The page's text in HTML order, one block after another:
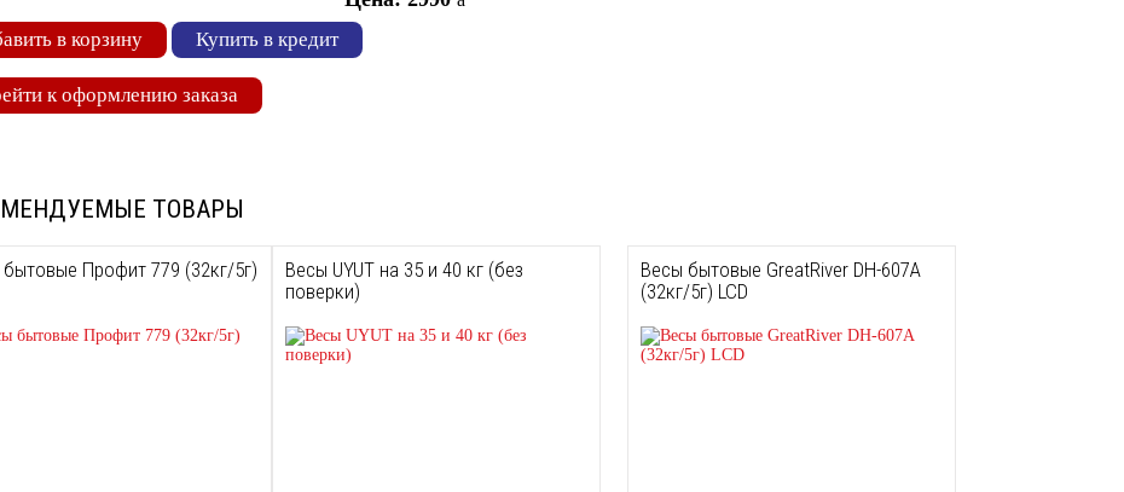
в корзину Купить в кредит
к оформлению заказа
ТОВАРЫ
Профит 779 (32кг/5г)
Весы UYUT на 35 и 40 кг (без
поверки)
Весы бытовые GreatRiver DH-607A
(32кг/5г) LCD